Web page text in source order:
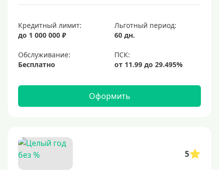
Кредитный лимит:
до 1 000 000 ₽
Льготный период:
60 дн.
Обслуживание:
Бесплатно
Оформить
5